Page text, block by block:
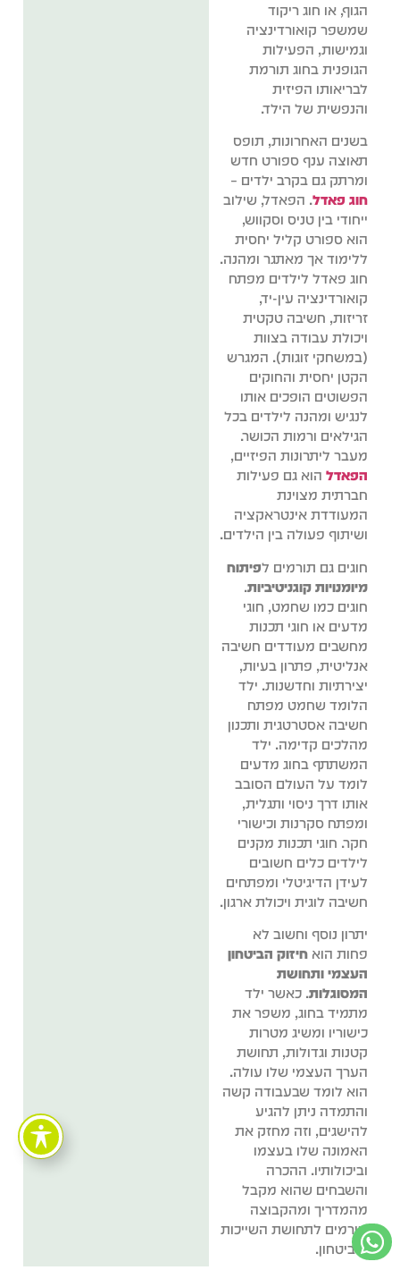
הגוף, או חוג ריקוד
שמשפר קואורדינציה
וגמישות, הפעילות
הגופנית בחוג תורמת
לבריאותו הפיזית
והנפשית של הילד.
בשנים האחרונות, תופס
תאוצה ענף ספורט חדש
ומרתק גם בקרב ילדים –
חוג פאדל. הפאדל, שילוב
ייחודי בין טניס וסקווש,
הוא ספורט קליל יחסית
ללימוד אך מאתגר ומהנה.
חוג פאדל לילדים מפתח
קואורדינציה עין-יד,
זריזות, חשיבה טקטית
ויכולת עבודה בצוות
(במשחקי זוגות). המגרש
הקטן יחסית והחוקים
הפשוטים הופכים אותו
לנגיש ומהנה לילדים בכל
הגילאים ורמות הכושר.
מעבר ליתרונות הפיזיים,
הפאדל הוא גם פעילות
חברתית מצוינת
המעודדת אינטראקציה
ושיתוף פעולה בין הילדים.
חוגים גם תורמים לפיתוח
מיומנויות קוגניטיביות.
חוגים כמו שחמט, חוגי
מדעים או חוגי תכנות
מחשבים מעודדים חשיבה
אנליטית, פתרון בעיות,
יצירתיות וחדשנות. ילד
הלומד שחמט מפתח
חשיבה אסטרטגית ותכנון
מהלכים קדימה. ילד
המשתתף בחוג מדעים
לומד על העולם הסובב
אותו דרך ניסוי ותגלית,
ומפתח סקרנות וכישורי
חקר. חוגי תכנות מקנים
לילדים כלים חשובים
לעידן הדיגיטלי ומפתחים
חשיבה לוגית ויכולת ארגון.
יתרון נוסף וחשוב לא
פחות הואחיזוק הביטחון
העצמי ותחושת
המסוגלות. כאשר ילד
מתמיד בחוג, משפר את
כישוריו ומשיג מטרות
קטנות וגדולות, תחושת
הערך העצמי שלו עולה.
הוא לומד שבעבודה קשה
והתמדה ניתן להגיע
להישגים, וזה מחזק את
האמונה שלו בעצמו
וביכולותיו. ההכרה
והשבחים שהוא מקבל
מהמדריך ומהקבוצה
תורמים לתחושת השייכות
והביטחון.